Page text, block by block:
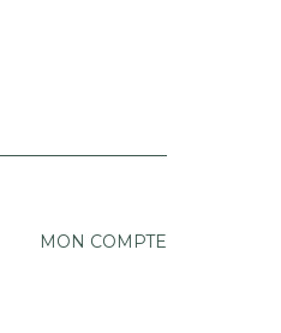
MON COMPTE